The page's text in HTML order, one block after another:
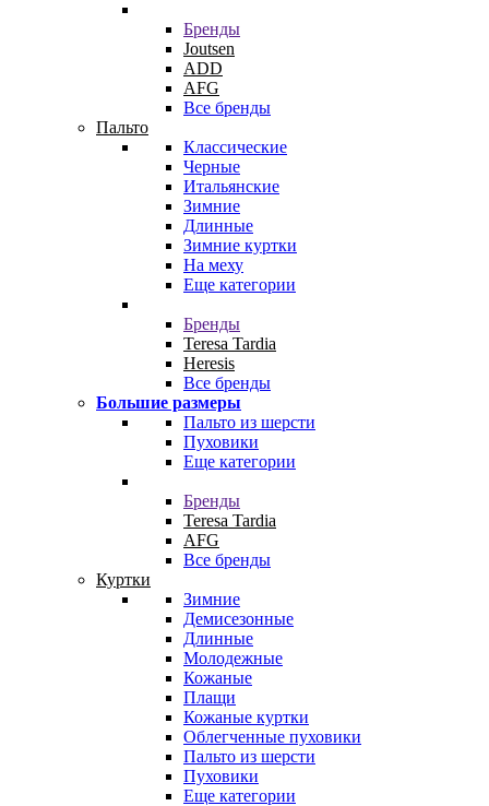
Бренды
Joutsen
ADD
AFG
Все бренды
Пальто
Классические
Черные
Итальянские
Зимние
Длинные
Зимние куртки
На меху
Еще категории
Бренды
Teresa Tardia
Heresis
Все бренды
Большие размеры
Пальто из шерсти
Пуховики
Еще категории
Бренды
Teresa Tardia
AFG
Все бренды
Куртки
Зимние
Демисезонные
Длинные
Молодежные
Кожаные
Плащи
Кожаные куртки
Облегченные пуховики
Пальто из шерсти
Пуховики
Еще категории